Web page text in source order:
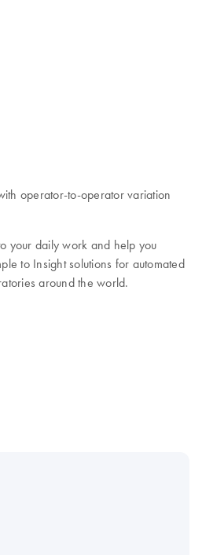
operator-to-operator variation
your daily work and help you
to Insight solutions for automated
around the world.